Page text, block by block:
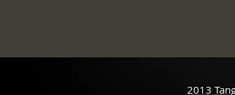
2013